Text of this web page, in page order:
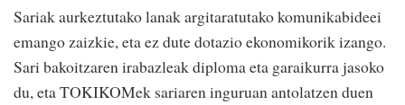
Sariak aurkeztutako lanak argitaratutako komunikabideei
emango zaizkie, eta ez dute dotazio ekonomikorik izango.
Sari bakoitzaren irabazleak diploma eta garaikurra jasoko
du, eta TOKIKOMek sariaren inguruan antolatzen duen